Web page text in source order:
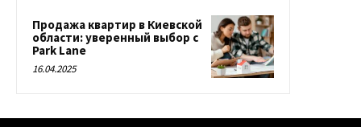
Продажа квартир в Киевской
области: уверенный выбор с
Park Lane
16.04.2025